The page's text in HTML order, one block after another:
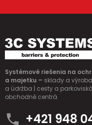
Systémové riešenia na
a majetku – sklady a
a údržba | cesty a
obchodné centrá.
+421 948